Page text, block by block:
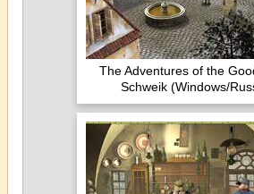
The Adventures of the
Schweik (Windows/